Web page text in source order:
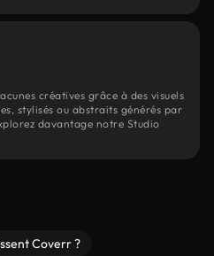
créatives grâce à des visuels
stylisés ou abstraits générés par
davantage notre Studio
Coverr ?